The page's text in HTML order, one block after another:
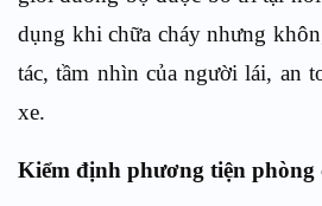
dụng khi chữa cháy nhưng
tác, tầm nhìn của người lái, an
xe.
Kiểm định phương tiện phòng